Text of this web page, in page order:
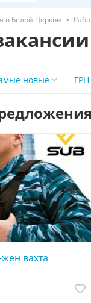
в Белой Церкви
новые ГРН
вахта